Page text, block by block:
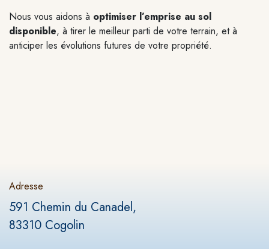
Nous vous aidons à optimiser l’emprise au sol
disponible, à tirer le meilleur parti de votre terrain, et à
anticiper les évolutions futures de votre propriété.
Adresse
591 Chemin du Canadel,
83310 Cogolin